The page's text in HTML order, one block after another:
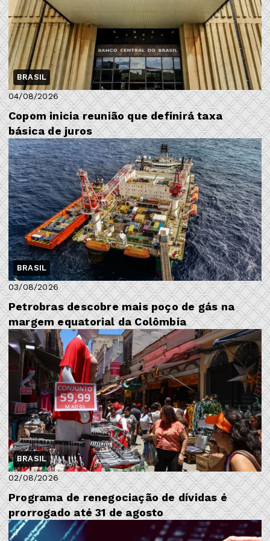
BRASIL
04/08/2026
Copom inicia reunião que definirá taxa
básica de juros
BRASIL
03/08/2026
Petrobras descobre mais poço de gás na
margem equatorial da Colômbia
BRASIL
02/08/2026
Programa de renegociação de dívidas é
prorrogado até 31 de agosto